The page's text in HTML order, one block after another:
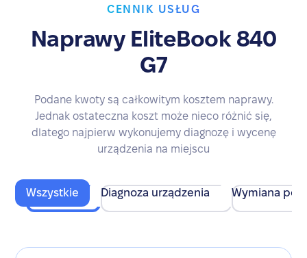
CENNIK USŁUG
Naprawy EliteBook 840
G7
Podane kwoty są całkowitym kosztem naprawy.
Jednak ostateczna koszt może nieco różnić się,
dlatego najpierw wykonujemy diagnozę i wycenę
urządzenia na miejscu
Wszystkie Diagnoza urządzenia Wymiana